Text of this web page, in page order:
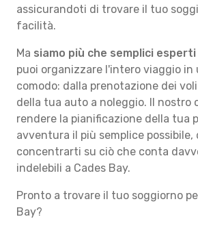
assicurandoti di trovare il tuo
facilità.
Ma siamo più che semplici
puoi organizzare l'intero viaggio in
comodo: dalla prenotazione dei
della tua auto a noleggio. Il nostro
rendere la pianificazione della tua
avventura il più semplice possibile,
concentrarti su ciò che conta
indelebili a Cades Bay.
Pronto a trovare il tuo soggiorno
Bay?